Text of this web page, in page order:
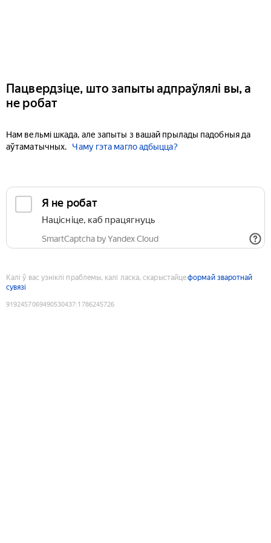
Пацвердзіце, што запыты адпраўлялі вы, а
не робат
Нам вельмі шкада, але запыты з вашай прылады падобныя да
аўтаматычных.
Чаму гэта магло адбыцца?
Я не робат
Націсніце, каб працягнуць
SmartCaptcha by Yandex Cloud
Калі ў вас узніклі праблемы, калі ласка, скарыстайцеформай зваротнай
сувязі
9192457069490530437:1786245726